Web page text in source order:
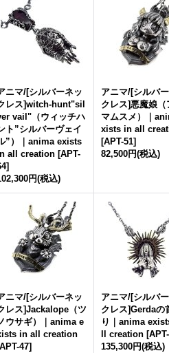
ニマ/[シルバーネッ
レス]witch-hunt"sil
vail"（ウィッチハ
ト”シルバーヴェイ
”）｜anima exists
all creation [APT-
]
円(税込)
アニマ/[シルバ
クレス]悪魔娘（
マムスメ）｜
xists in all
[APT-51]
82,500円(税込)
ニマ/[シルバーネッ
レス]Jackalope（ツ
ウサギ）｜anima e
in all creation
APT-47]
アニマ/[シルバ
クレス]Gerdaの
り｜anima
ll creation [
135,300円(税込)